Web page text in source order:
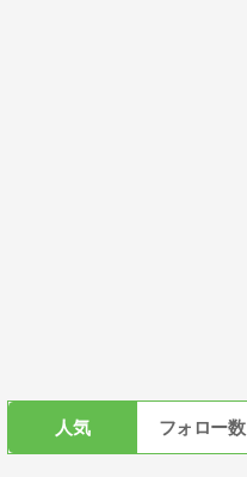
人気 フォロー数